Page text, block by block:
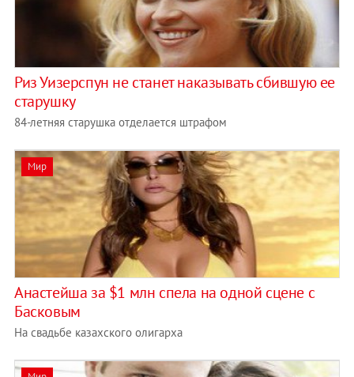
Риз Уизерспун не станет наказывать сбившую ее
старушку
84-летняя старушка отделается штрафом
Мир
Анастейша за $1 млн спела на одной сцене с
Басковым
На свадьбе казахского олигарха